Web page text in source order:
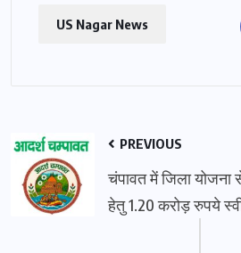
US Nagar News
PREVIOUS
चंपावत में जिला
हेतु 1.20 करोड़ रुपये